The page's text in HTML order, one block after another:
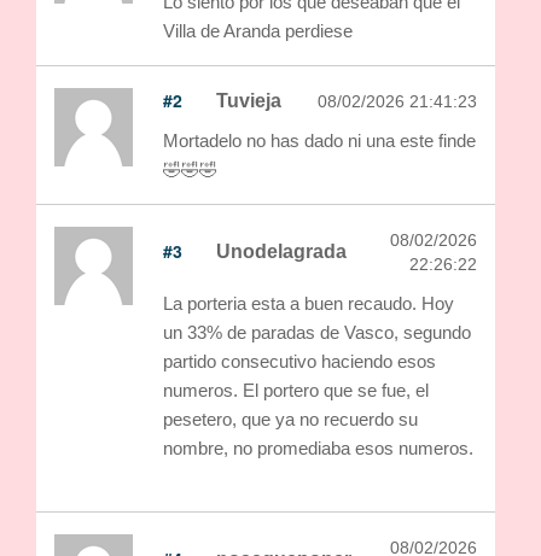
Villa de Aranda perdiese
#2 Tuvieja 08/02/2026 21:41:23
Mortadelo no has dado ni una este finde
🤣🤣🤣
#3 Unodelagrada
08/02/2026
22:26:22
La porteria esta a buen recaudo. Hoy
un 33% de paradas de Vasco, segundo
partido consecutivo haciendo esos
numeros. El portero que se fue, el
pesetero, que ya no recuerdo su
nombre, no promediaba esos numeros.
08/02/2026